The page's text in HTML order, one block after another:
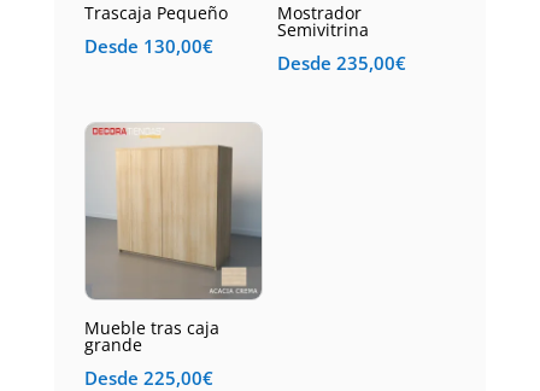
Trascaja Pequeño
Desde 130,00€
Mostrador
Semivitrina
Desde235,00€
Mueble tras caja
grande
Desde 225,00€